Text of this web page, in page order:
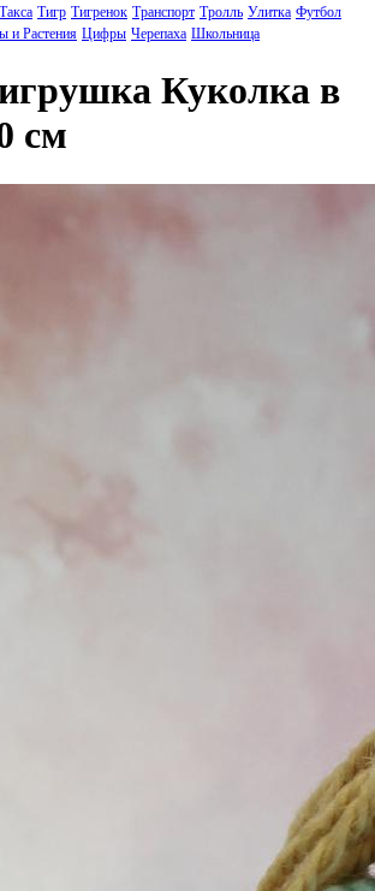
Такса Тигр Тигренок Транспорт Тролль Улитка Футбол
и Растения Цифры Черепаха Школьница
Куколка в
см